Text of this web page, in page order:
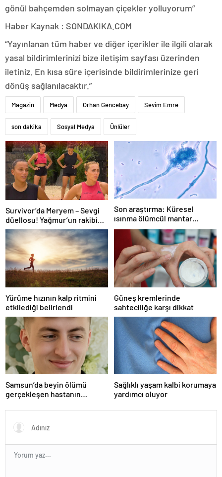
gönül bahçemden solmayan çiçekler yolluyorum”
Haber Kaynak : SONDAKIKA.COM
“Yayınlanan tüm haber ve diğer içerikler ile ilgili olarak
yasal bildirimlerinizi bize iletişim sayfası üzerinden
iletiniz. En kısa süre içerisinde bildirimlerinize geri
dönüş sağlanılacaktır.”
Magazin Medya Orhan Gencebay Sevim Emre
son dakika Sosyal Medya Ünlüler
Survivor’da Meryem – Sevgi
düellosu! Yağmur’un rakibi
belli oldu
Son araştırma: Küresel
ısınma ölümcül mantar
hastalığını yayabilir
Yürüme hızının kalp ritmini
etkilediği belirlendi
Güneş kremlerinde
sahteciliğe karşı dikkat
Samsun’da beyin ölümü
gerçekleşen hastanın
Sağlıklı yaşam kalbi korumaya
yardımcı oluyor